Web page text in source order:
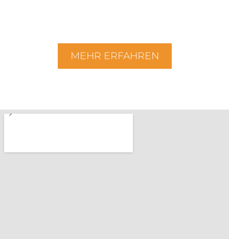
MEHR ERFAHREN